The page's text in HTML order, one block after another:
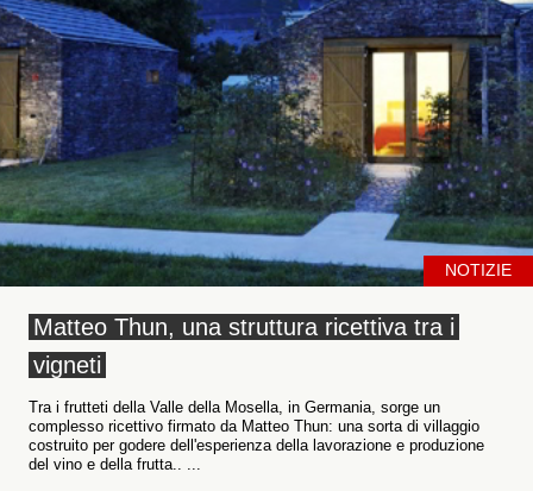
NOTIZIE
Matteo Thun, una struttura ricettiva tra i
vigneti
Tra i frutteti della Valle della Mosella, in Germania, sorge un
complesso ricettivo firmato da Matteo Thun: una sorta di villaggio
costruito per godere dell'esperienza della lavorazione e produzione
del vino e della frutta.. ...